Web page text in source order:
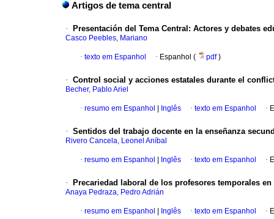
Artigos de tema central
· Presentación del Tema Central: Actores y debates
Casco Peebles, Mariano
· texto em Espanhol · Espanhol ( pdf)
· Control social y acciones estatales durante el
Becher, Pablo Ariel
· resumo em Espanhol Inglês · texto em Espanhol ·
· Sentidos del trabajo docente en la enseñanza
Rivero Cancela, Leonel Aníbal
· resumo em Espanhol Inglês · texto em Espanhol ·
· Precariedad laboral de los profesores temporales
Anaya Pedraza, Pedro Adrián
· resumo em Espanhol Inglês · texto em Espanhol ·